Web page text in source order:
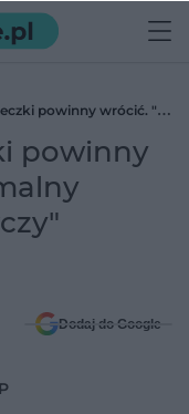
powinny wrócić. "To
powinny
Dodaj do Google